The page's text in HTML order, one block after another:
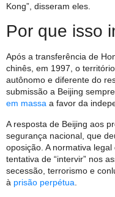
Kong”, disseram eles.
Por que isso
Após a transferência de
chinês, em 1997, o
autônomo e diferente do
submissão a Beijing
em massa a favor da
A resposta de Beijing aos
segurança nacional, que
oposição. A normativa
tentativa de “intervir” nos
secessão, terrorismo e
à prisão perpétua